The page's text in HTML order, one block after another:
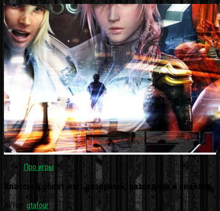
Про игры
Классы в ghost war: дозорный, разведчик и снайпер
Автор:gtafour ·